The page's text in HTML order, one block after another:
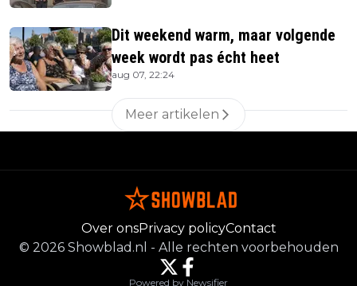
Dit weekend warm, maar volgende
week wordt pas écht heet
aug 07, 22:24
Meer artikelen
Over onsPrivacy policyContact
© 2026 Showblad.nl - Alle rechten voorbehouden
Powered by Newsifier